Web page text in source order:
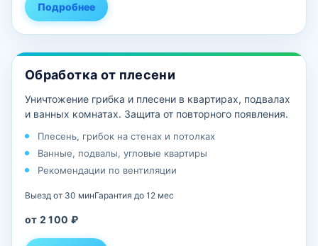
Подробнее
Обработка от плесени
Уничтожение грибка и плесени в квартирах, подвалах
и ванных комнатах. Защита от повторного появления.
Плесень, грибок на стенах и потолках
Ванные, подвалы, угловые квартиры
Рекомендации по вентиляции
Выезд от 30 минГарантия до 12 мес
от 2 100 ₽